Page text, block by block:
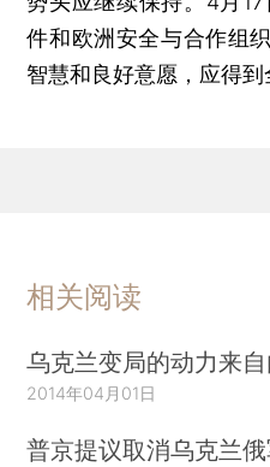
件和欧洲安全与合作组
智慧和良好意愿，应得到
相关阅读
乌克兰变局的动力来
2014年04月01日
普京提议取消乌克兰